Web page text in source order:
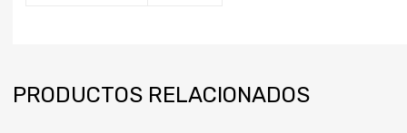
PRODUCTOS RELACIONADOS